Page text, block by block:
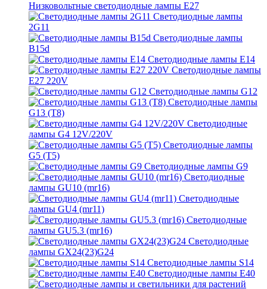
Низковольтные светодиодные лампы E27
Светодиодные лампы
2G11
Светодиодные лампы
B15d
Светодиодные лампы E14
Светодиодные лампы
E27 220V
Светодиодные лампы G12
Светодиодные лампы
G13 (T8)
Светодиодные
лампы G4 12V/220V
Светодиодные лампы
G5 (T5)
Светодиодные лампы G9
Светодиодные
лампы GU10 (mr16)
Светодиодные
лампы GU4 (mr11)
Светодиодные
лампы GU5.3 (mr16)
Светодиодные
лампы GX24(23)G24
Светодиодные лампы S14
Светодиодные лампы Е40